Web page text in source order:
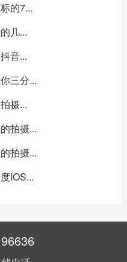
的7...
几...
音...
三分...
摄...
拍摄...
拍摄...
IOS...